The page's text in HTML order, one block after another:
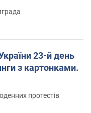
23-й день
з картонками.
протестів